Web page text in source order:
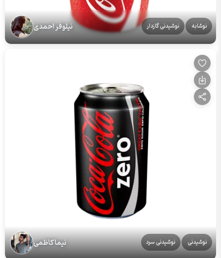
نوشابه نوشیدنی گازدار نیلوفر احمدی
نوشیدنی نوشیدنی سرد نیما کاظمی